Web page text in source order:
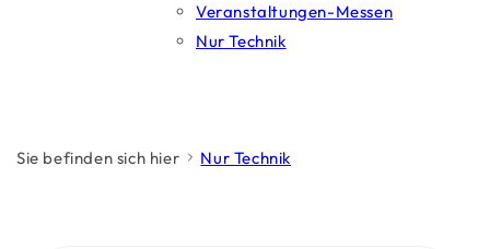
Veranstaltungen-Messen
Nur Technik
Sie befinden sich hier Nur Technik